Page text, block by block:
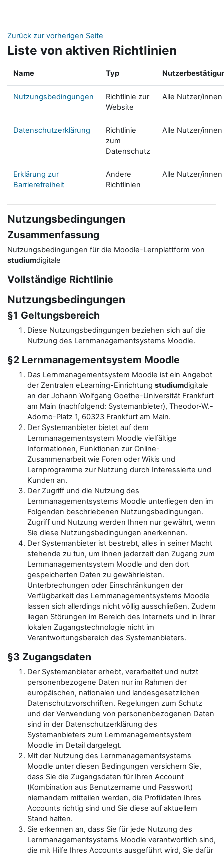
Zurück zur vorherigen Seite
Liste von aktiven Richtlinien
Name Typ
Nutzungsbedingungen
Richtlinie zur
Website
Alle Nutzer/innen
Datenschutzerklärung
Richtlinie
zum
Datenschutz
Alle Nutzer/innen
Erklärung zur
Barrierefreiheit
Andere
Richtlinien
Alle Nutzer/innen
Nutzungsbedingungen
Zusammenfassung
Nutzungsbedingungen für die Moodle-Lernplattform von
studiumdigitale
Vollständige Richtlinie
Nutzungsbedingungen
§1 Geltungsbereich
Diese Nutzungsbedingungen beziehen sich auf die
Nutzung des Lernmanagementsystems Moodle.
§2 Lernmanagementsystem Moodle
Das Lernmanagementsystem Moodle ist ein Angebot
der Zentralen eLearning-Einrichtung studiumdigitale
an der Johann Wolfgang Goethe-Universität Frankfurt
am Main (nachfolgend: Systemanbieter), Theodor-W.-
Adorno-Platz 1, 60323 Frankfurt am Main.
Der Systemanbieter bietet auf dem
Lernmanagementsystem Moodle vielfältige
Informationen, Funktionen zur Online-
Zusammenarbeit wie Foren oder Wikis und
Lernprogramme zur Nutzung durch Interessierte und
Kunden an.
Der Zugriff und die Nutzung des
Lernmanagementsystems Moodle unterliegen den im
Folgenden beschriebenen Nutzungsbedingungen.
Zugriff und Nutzung werden Ihnen nur gewährt, wenn
Sie diese Nutzungsbedingungen anerkennen.
Der Systemanbieter ist bestrebt, alles in seiner Macht
stehende zu tun, um Ihnen jederzeit den Zugang zum
Lernmanagementsystem Moodle und den dort
gespeicherten Daten zu gewährleisten.
Unterbrechungen oder Einschränkungen der
Verfügbarkeit des Lernmanagementsystems Moodle
lassen sich allerdings nicht völlig ausschließen. Zudem
liegen Störungen im Bereich des Internets und in Ihrer
lokalen Zugangstechnologie nicht im
Verantwortungsbereich des Systemanbieters.
§3 Zugangsdaten
Der Systemanbieter erhebt, verarbeitet und nutzt
personenbezogene Daten nur im Rahmen der
europäischen, nationalen und landesgesetzlichen
Datenschutzvorschriften. Regelungen zum Schutz
und der Verwendung von personenbezogenen Daten
sind in der Datenschutzerklärung des
Systemanbieters zum Lernmanagementsystem
Moodle im Detail dargelegt.
Mit der Nutzung des Lernmanagementsystems
Moodle unter diesen Bedingungen versichern Sie,
dass Sie die Zugangsdaten für Ihren Account
(Kombination aus Benutzername und Passwort)
niemandem mitteilen werden, die Profildaten Ihres
Accounts richtig sind und Sie diese auf aktuellem
Stand halten.
Sie erkennen an, dass Sie für jede Nutzung des
Lernmanagementsystems Moodle verantwortlich sind,
die mit Hilfe Ihres Accounts ausgeführt wird, Sie dafür